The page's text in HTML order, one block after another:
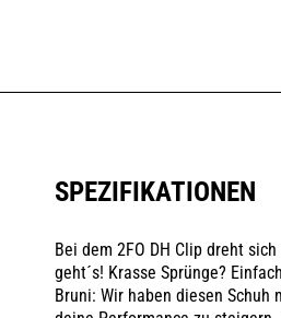
SPEZIFIKATIONEN
Bei dem 2FO DH Clip dreht
geht´s! Krasse Sprünge?
Bruni: Wir haben diesen